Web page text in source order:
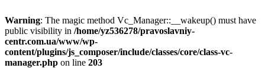
Warning: The magic method Vc_Manager::__wakeup() must have
public visibility in /home/yz536278/pravoslavniy-
centr.com.ua/www/wp-
content/plugins/js_composer/include/classes/core/class-vc-
manager.php on line 203